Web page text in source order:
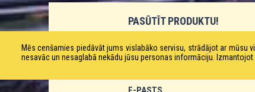
PASŪTĪT PRODUKTU!
VĀRDS
Mēs cenšamies piedāvāt jums vislabāko servisu, strādājot ar mūsu
nesavāc un nesaglabā nekādu jūsu personas informāciju.